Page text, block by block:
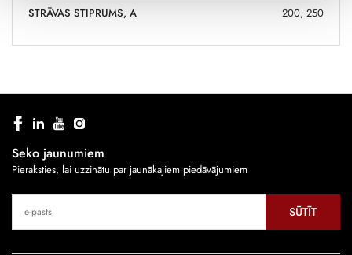
STRĀVAS STIPRUMS, A 200, 250
Seko jaunumiem
Pieraksties, lai uzzinātu par jaunākajiem piedāvājumiem
SŪTĪT